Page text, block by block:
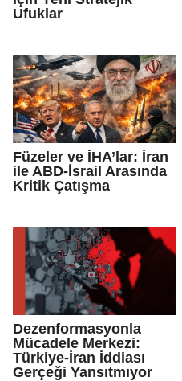
Ufuklar
Füzeler ve İHA’lar: İran
ile ABD-İsrail Arasında
Kritik Çatışma
Dezenformasyonla
Mücadele Merkezi:
Türkiye-İran İddiası
Gerçeği Yansıtmıyor